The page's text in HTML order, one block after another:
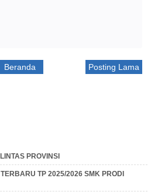
Posting Lama
Beranda
PROVINSI
TP 2025/2026 SMK PRODI